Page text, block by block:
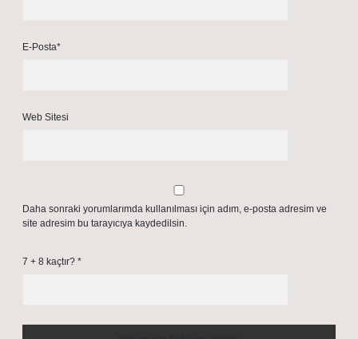
E-Posta*
Web Sitesi
Daha sonraki yorumlarımda kullanılması için adım, e-posta adresim ve
site adresim bu tarayıcıya kaydedilsin.
7 + 8 kaçtır? *